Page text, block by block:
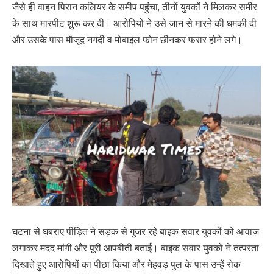
जैसे ही वाहन पिरान कलियर के समीप पहुंचा, तीनों युवकों ने मिलकर समीर
के साथ मारपीट शुरू कर दी। आरोपियों ने उसे जान से मारने की धमकी दी
और उसके पास मौजूद नगदी व मोबाइल फोन छीनकर फरार होने लगे।
घटना से घबराए पीड़ित ने सड़क से गुजर रहे बाइक सवार युवकों को आवाज
लगाकर मदद मांगी और पूरी आपबीती बताई। बाइक सवार युवकों ने तत्परता
दिखाते हुए आरोपियों का पीछा किया और मेहवड़ पुल के पास उन्हें रोक